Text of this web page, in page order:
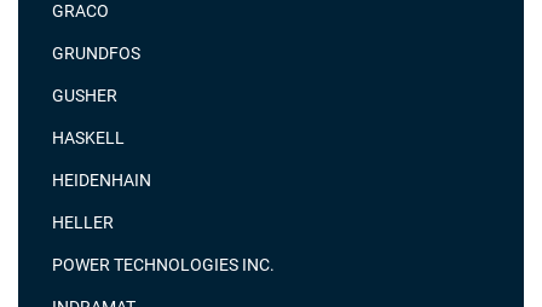
GRACO
GRUNDFOS
GUSHER
HASKELL
HEIDENHAIN
HELLER
POWER TECHNOLOGIES INC.